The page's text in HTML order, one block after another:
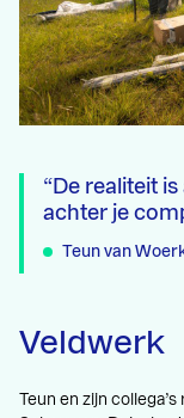
De realiteit
achter je
Teun van
Veldwerk
Teun en zijn